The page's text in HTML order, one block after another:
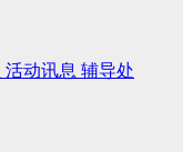
活动讯息 辅导处